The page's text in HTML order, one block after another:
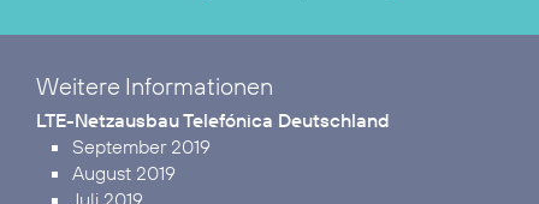
Weitere Informationen
LTE-Netzausbau Telefónica Deutschland
September 2019
August 2019